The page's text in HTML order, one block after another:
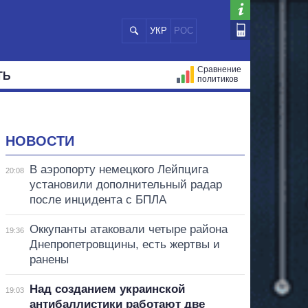
УКР РОС
Сравнение
политиков
НОВОСТИ
20:08
В аэропорту немецкого Лейпцига
установили дополнительный радар
после инцидента с БПЛА
19:36
Оккупанты атаковали четыре района
Днепропетровщины, есть жертвы и
ранены
19:03
Над созданием украинской
антибаллистики работают две